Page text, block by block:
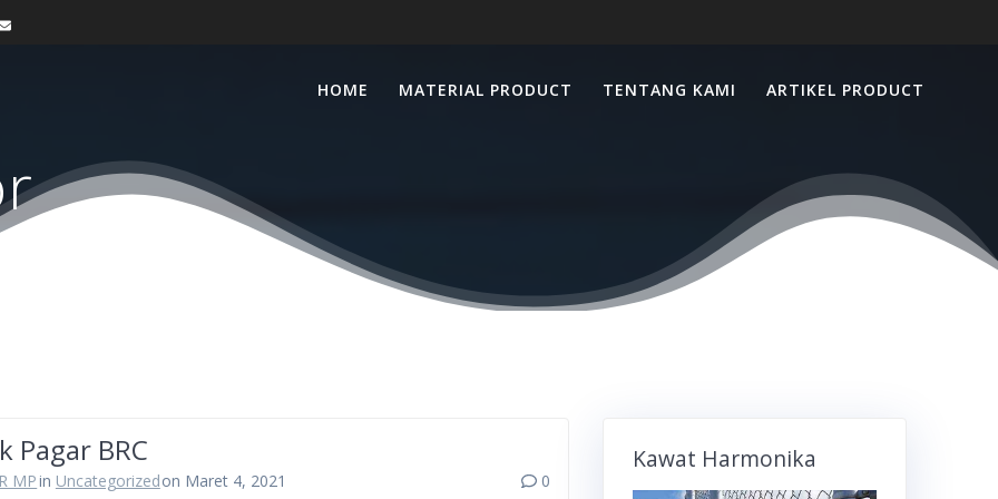
HOME MATERIAL PRODUCT TENTANG KAMI ARTIKEL PRODUCT
Pagar BRC
MPin Uncategorizedon Maret 4, 2021 0
Kawat Harmonika